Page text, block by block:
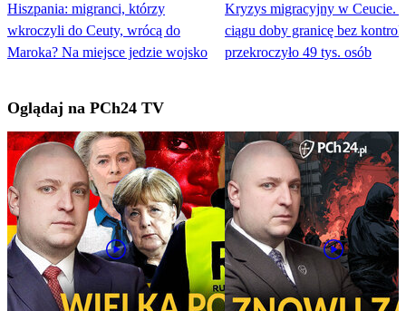
Hiszpania: migranci, którzy
wkroczyli do Ceuty, wrócą do
Maroka? Na miejsce jedzie wojsko
Kryzys migracyjny w Ceucie.
ciągu doby granicę bez kontroli
przekroczyło 49 tys. osób
Oglądaj na PCh24 TV